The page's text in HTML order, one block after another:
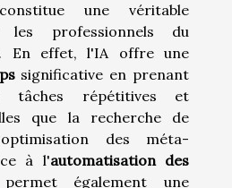
une véritable
les professionnels du
En effet, l'IA offre une
significative en prenant
tâches répétitives et
que la recherche de
des méta-
à l'automatisation des
également une